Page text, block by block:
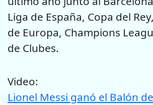
Liga de España, Copa del
de Europa, Champions
de Clubes.
Video: